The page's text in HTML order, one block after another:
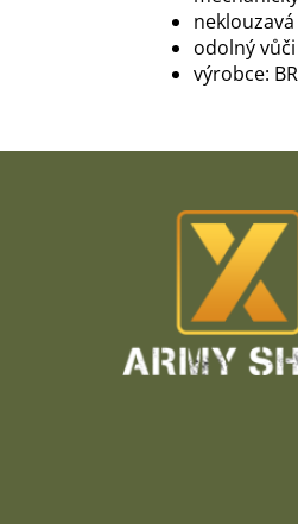
odolný
výrobce:
Z